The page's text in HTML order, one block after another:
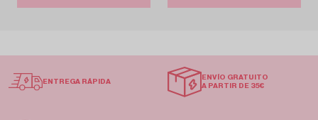
ENTREGA RÁPIDA
ENVÍO GRATUITO
A PARTIR DE 35€